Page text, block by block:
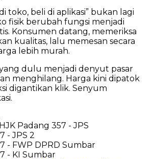
toko, beli di aplikasi” bukan lagi
fisik berubah fungsi menjadi
Konsumen datang, memeriksa
kualitas, lalu memesan secara
lebih murah.
dulu menjadi denyut pasar
menghilang. Harga kini dipatok
digantikan klik. Senyum